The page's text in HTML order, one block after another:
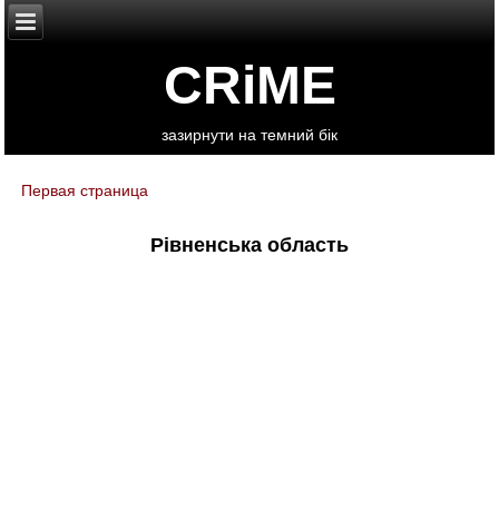
CRiME
зазирнути на темний бік
You are here
Первая страница
Рівненська область